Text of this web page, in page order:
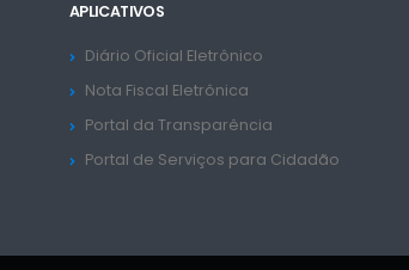
APLICATIVOS
Diário Oficial Eletrônico
Nota Fiscal Eletrônica
Portal da Transparência
Portal de Serviços para Cidadão